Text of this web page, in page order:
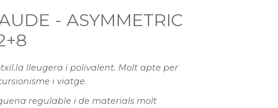
- ASYMMETRIC
lleugera i polivalent. Molt apte per
i viatge.
regulable i de materials molt